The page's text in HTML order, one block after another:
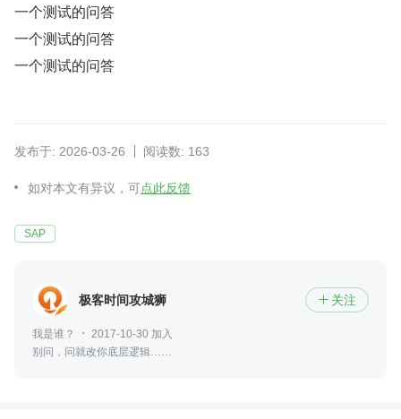
一个测试的问答
一个测试的问答
一个测试的问答
发布于: 2026-03-26 阅读数: 163
如对本文有异议，可点此反馈
SAP
极客时间攻城狮  关注
我是谁？
2017-10-30 加入
别问，问就改你底层逻辑……